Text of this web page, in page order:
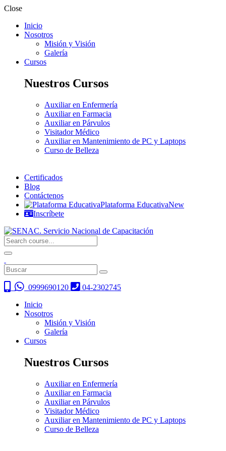
Close
Inicio
Nosotros
Misión y Visión
Galería
Cursos
Nuestros Cursos
Auxiliar en Enfermería
Auxiliar en Farmacia
Auxiliar en Párvulos
Visitador Médico
Auxiliar en Mantenimiento de PC y Laptops
Curso de Belleza
Certificados
Blog
Contáctenos
Plataforma EducativaNew
Inscríbete
0999690120
04-2302745
Inicio
Nosotros
Misión y Visión
Galería
Cursos
Nuestros Cursos
Auxiliar en Enfermería
Auxiliar en Farmacia
Auxiliar en Párvulos
Visitador Médico
Auxiliar en Mantenimiento de PC y Laptops
Curso de Belleza